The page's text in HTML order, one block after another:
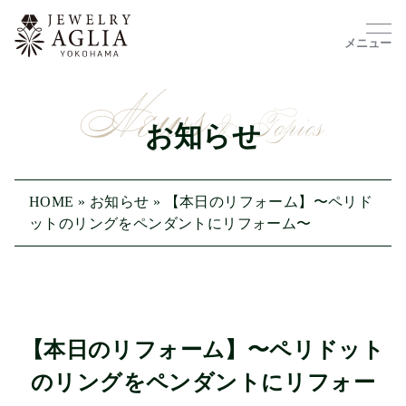
メニュー
お知らせ
HOME » お知らせ »
【本日のリフォーム】〜ペリド
ットのリングをペンダントにリフォーム〜
【本日のリフォーム】〜ペリドット
のリングをペンダントにリフォー